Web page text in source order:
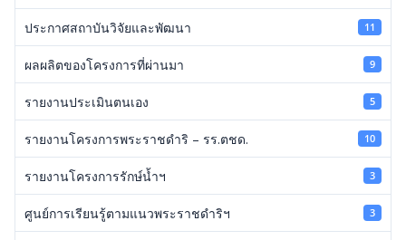
ประกาศสถาบันวิจัยและพัฒนา 11
ผลผลิตของโครงการที่ผ่านมา 9
รายงานประเมินตนเอง 5
รายงานโครงการพระราชดำริ – รร.ตชด. 10
รายงานโครงการรักษ์น้ำฯ 3
ศูนย์การเรียนรู้ตามแนวพระราชดำริฯ 3